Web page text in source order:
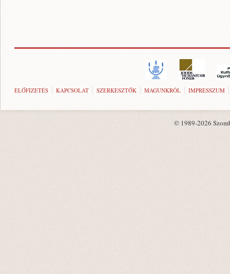
ELŐFIZETÉS KAPCSOLAT SZERKESZTŐK MAGUNKRÓL IMPRESSZUM
© 1989-2026